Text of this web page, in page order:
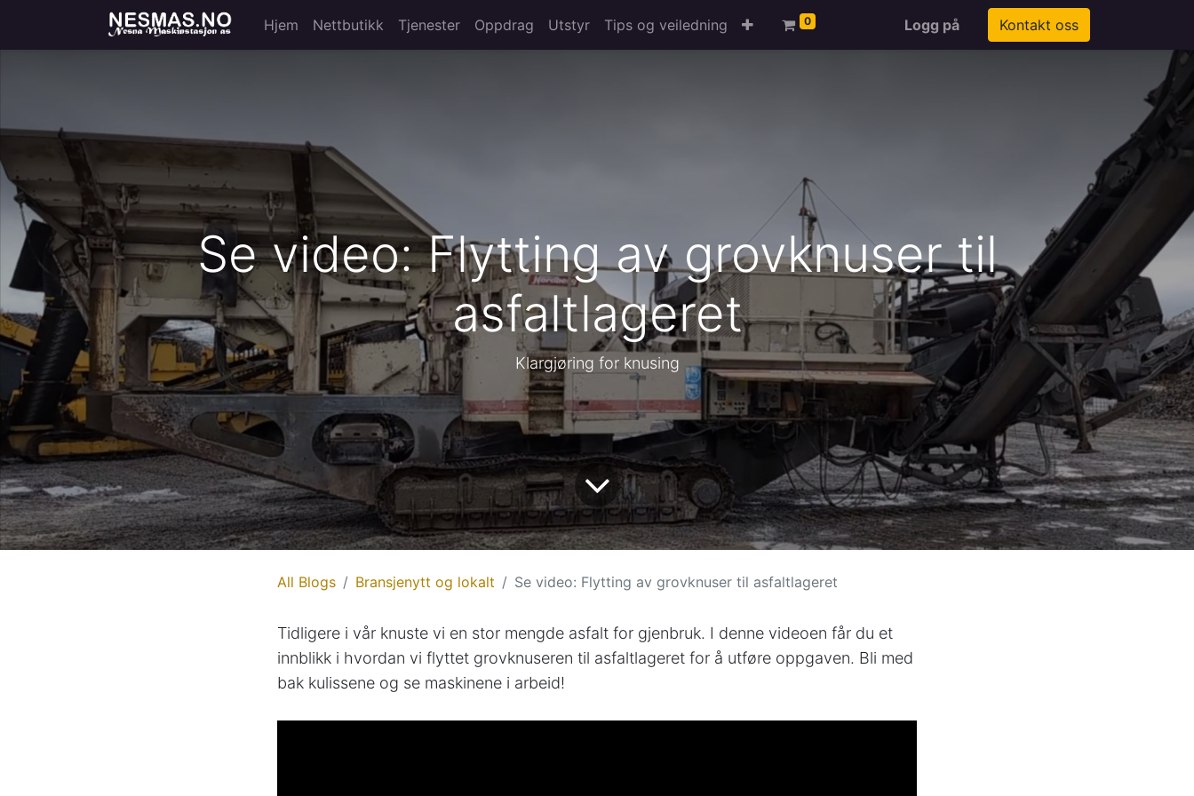
Hjem Nettbutikk Tjenester Oppdrag Utstyr Tips og veiledning 0 Logg på Kontakt oss
Se video: Flytting av grovknuser til
asfaltlageret
Klargjøring for knusing
All Blogs Bransjenytt og lokalt Se video: Flytting av grovknuser til asfaltlageret
Tidligere i vår knuste vi en stor mengde asfalt for gjenbruk. I denne videoen får du et
innblikk i hvordan vi flyttet grovknuseren til asfaltlageret for å utføre oppgaven. Bli med
bak kulissene og se maskinene i arbeid!